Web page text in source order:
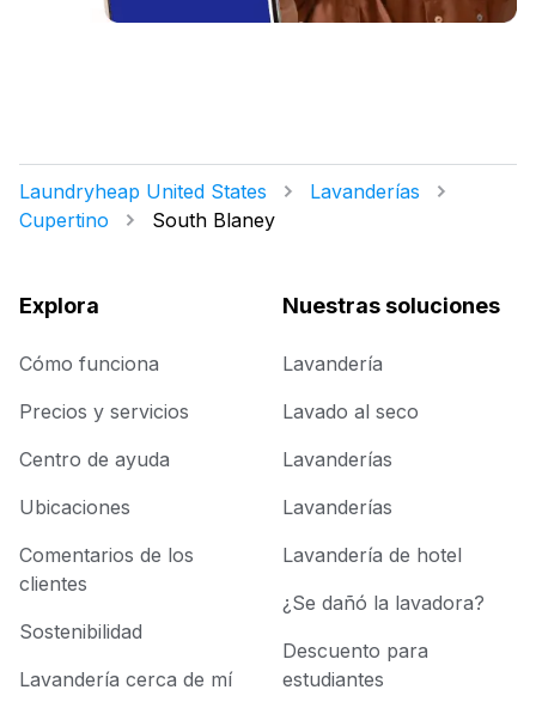
Laundryheap United States
Lavanderías
Cupertino
South Blaney
Explora
Cómo funciona
Precios y servicios
Centro de ayuda
Ubicaciones
Comentarios de los
clientes
Sostenibilidad
Lavandería cerca de mí
Nuestras soluciones
Lavandería
Lavado al seco
Lavanderías
Lavanderías
Lavandería de hotel
¿Se dañó la lavadora?
Descuento para
estudiantes